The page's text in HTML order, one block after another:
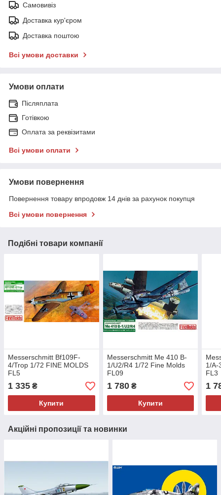
Самовивіз
Доставка кур'єром
Доставка поштою
Всі умови доставки
Умови оплати
Післяплата
Готівкою
Оплата за реквізитами
Всі умови оплати
Умови повернення
Повернення товару впродовж 14 днів за рахунок покупця
Всі умови повернення
Подібні товари компанії
Messerschmitt Bf109F-
4/Trop 1/72 FINE MOLDS
FL5
1 335 ₴
Купити
Messerschmitt Me 410 B-
1/U2/R4 1/72 Fine Molds
FL09
1 780₴
Купити
1/A-
FL3
1
Акційні пропозиції та новинки